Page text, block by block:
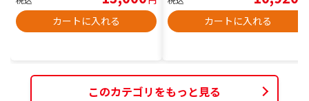
カートに入れる カートに入れる
このカテゴリをもっと見る